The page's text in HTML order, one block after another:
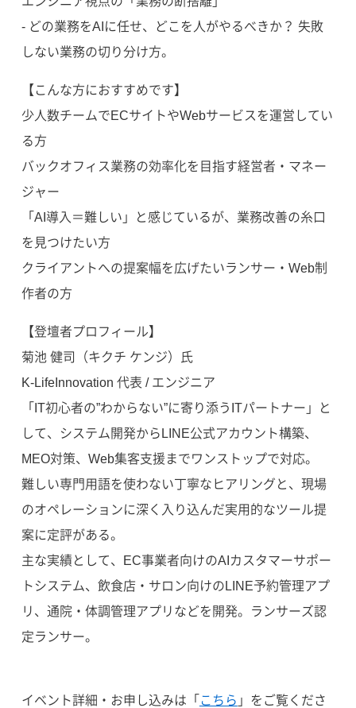
- どの業務をAIに任せ、どこを人がやるべきか？ 失敗
しない業務の切り分け方。
【こんな方におすすめです】
少人数チームでECサイトやWebサービスを運営してい
る方
バックオフィス業務の効率化を目指す経営者・マネー
ジャー
「AI導入＝難しい」と感じているが、業務改善の糸口
を見つけたい方
クライアントへの提案幅を広げたいランサー・Web制
作者の方
【登壇者プロフィール】
菊池 健司（キクチ ケンジ）氏
K-LifeInnovation 代表 / エンジニア
「IT初心者の”わからない”に寄り添うITパートナー」と
して、システム開発からLINE公式アカウント構築、
MEO対策、Web集客支援までワンストップで対応。
難しい専門用語を使わない丁寧なヒアリングと、現場
のオペレーションに深く入り込んだ実用的なツール提
案に定評がある。
主な実績として、EC事業者向けのAIカスタマーサポー
トシステム、飲食店・サロン向けのLINE予約管理アプ
リ、通院・体調管理アプリなどを開発。ランサーズ認
定ランサー。
イベント詳細・お申し込みは「 こちら 」をご覧くださ